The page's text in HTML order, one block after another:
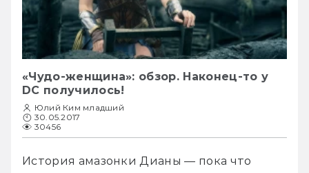
«Чудо-женщина»: обзор. Наконец-то у
DC получилось!
Юлий Ким младший
30.05.2017
30456
История амазонки Дианы — пока что